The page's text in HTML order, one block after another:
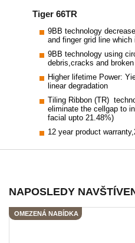
Tiger 66TR
9BB technology
and finger grid line
9BB technology using
debris,cracks and
Higher lifetime Power:
linear degradation
Tiling Ribbon (TR)
eliminate the cellgap to
facial upto 21.48%)
12 year product
NAPOSLEDY
OMEZENÁ NABÍDKA